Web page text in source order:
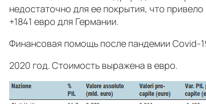
недостаточно для ее покрытия, что
+1841 евро для Германии.
Финансовая помощь после пандемии Covid-
2020 год. Стоимость выражена в евро.